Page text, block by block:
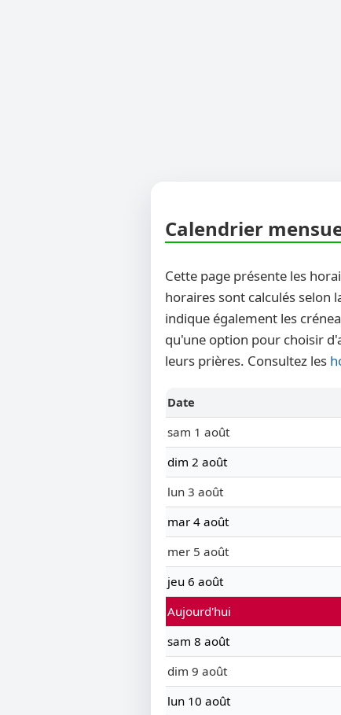
Calendrier
Cette page présente les
horaires sont calculés selon
indique également les
qu'une option pour choisir
leurs prières. Consultez les
Date
sam 1 août
dim 2 août
lun 3 août
mar 4 août
mer 5 août
jeu 6 août
Aujourd'hui
sam 8 août
dim 9 août
lun 10 août